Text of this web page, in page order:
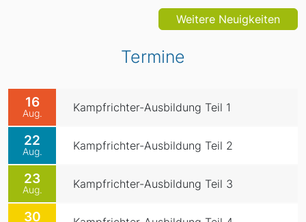
Weitere Neuigkeiten
Termine
16
Aug. Kampfrichter-Ausbildung Teil 1
22
Aug. Kampfrichter-Ausbildung Teil 2
23
Aug. Kampfrichter-Ausbildung Teil 3
30